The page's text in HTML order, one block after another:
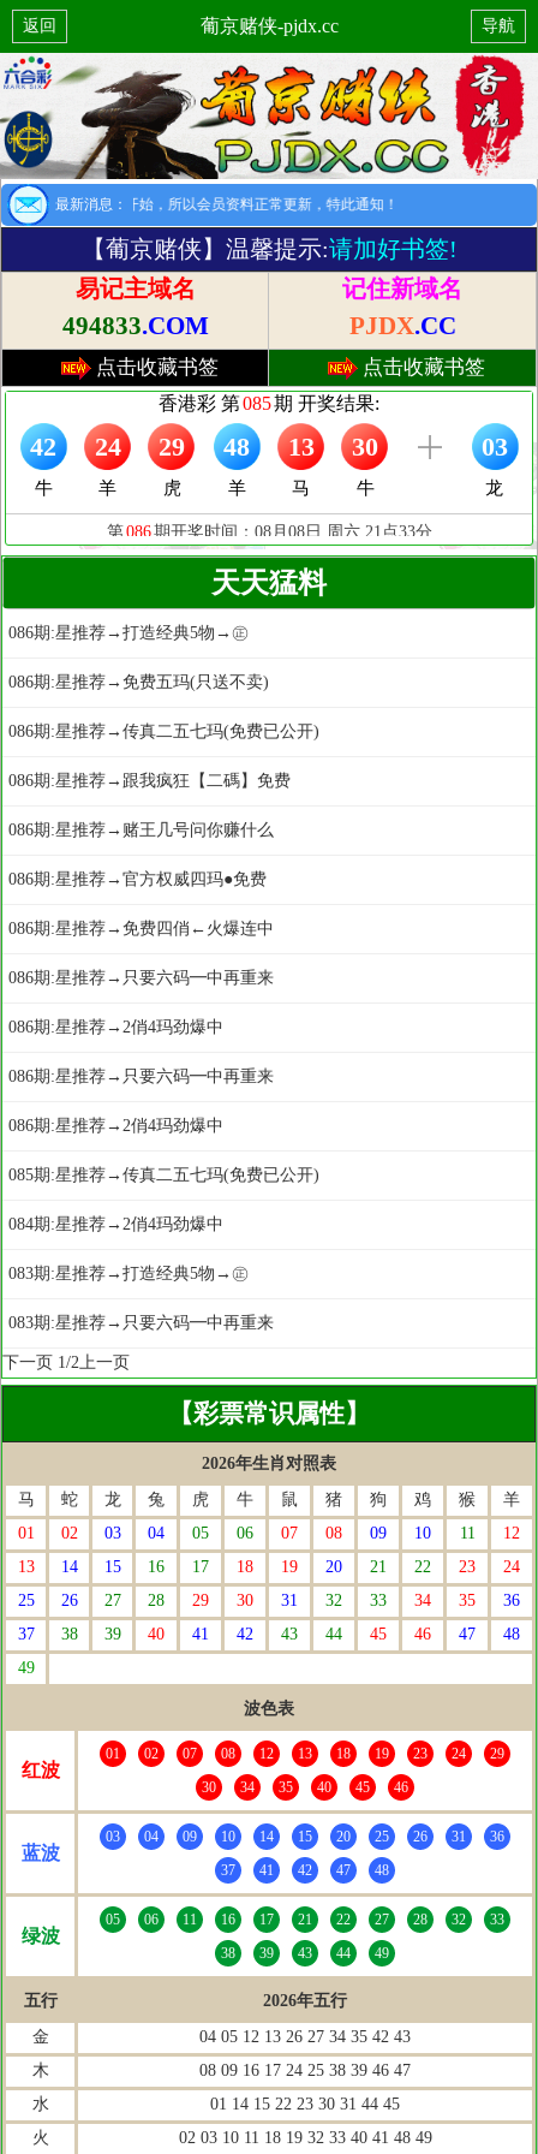
返回 葡京赌侠-pjdx.cc 导航
最新消息：
示：8月1日开始，所以会员资料正常更新，特此通知！
【葡京赌侠】温馨提示:请加好书签!
易记主域名
494833.COM
记住新域名
PJDX.CC
点击收藏书签 点击收藏书签
天天猛料
086期:星推荐→打造经典5物→㊣
086期:星推荐→免费五玛(只送不卖)
086期:星推荐→传真二五七玛(免费已公开)
086期:星推荐→跟我疯狂【二碼】免费
086期:星推荐→赌王几号问你赚什么
086期:星推荐→官方权威四玛●免费
086期:星推荐→免费四俏←火爆连中
086期:星推荐→只要六码━中再重来
086期:星推荐→2俏4玛劲爆中
086期:星推荐→只要六码━中再重来
086期:星推荐→2俏4玛劲爆中
085期:星推荐→传真二五七玛(免费已公开)
084期:星推荐→2俏4玛劲爆中
083期:星推荐→打造经典5物→㊣
083期:星推荐→只要六码━中再重来
下一页 1/2 上一页
【彩票常识属性】
2026年生肖对照表
马
蛇 龙 兔 虎 牛 鼠 猪 狗 鸡 猴
羊
01
02 03 04 05 06 07 08 09 10 11
12
13
14 15 16 17 18 19 20 21 22 23
24
25
26 27 28 29 30 31 32 33 34 35
36
37
38 39 40 41 42 43 44 45 46 47
48
49
波色表
红波
01 02 07 08 12 13 18 19 23 24
29
30
34 35 40 45 46
蓝波
03 04 09 10 14 15 20 25 26 31
36
37
41 42 47 48
绿波
05 06 11 16 17 21 22 27 28 32
33
38
39 43 44 49
五行
2026年五行
金
04 05 12 13 26 27 34 35 42 43
木
08 09 16 17 24 25 38 39 46 47
水
01 14 15 22 23 30 31 44 45
火
02 03 10 11 18 19 32 33 40 41 48 49